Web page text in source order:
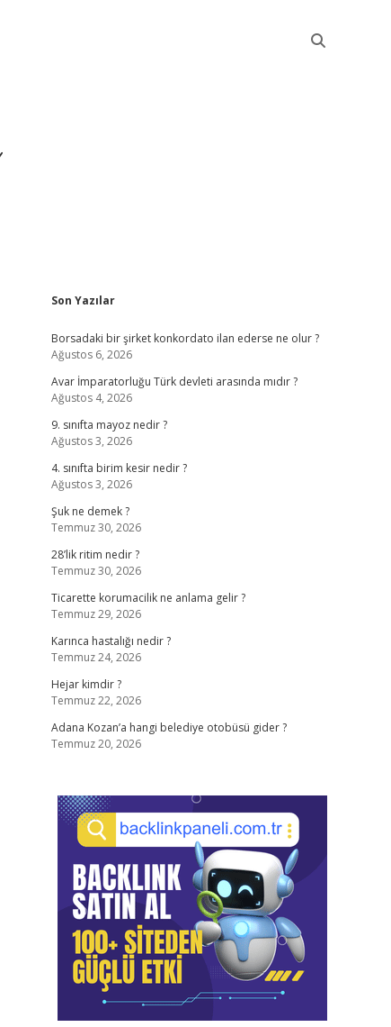
Sidebar
Son Yazılar
Borsadaki bir şirket konkordato ilan ederse ne olur ?
Ağustos 6, 2026
Avar İmparatorluğu Türk devleti arasında mıdır ?
Ağustos 4, 2026
9. sınıfta mayoz nedir ?
Ağustos 3, 2026
4. sınıfta birim kesir nedir ?
Ağustos 3, 2026
Şuk ne demek ?
Temmuz 30, 2026
28’lik ritim nedir ?
Temmuz 30, 2026
Ticarette korumacilik ne anlama gelir ?
Temmuz 29, 2026
Karınca hastalığı nedir ?
Temmuz 24, 2026
Hejar kimdir ?
Temmuz 22, 2026
Adana Kozan’a hangi belediye otobüsü gider ?
Temmuz 20, 2026